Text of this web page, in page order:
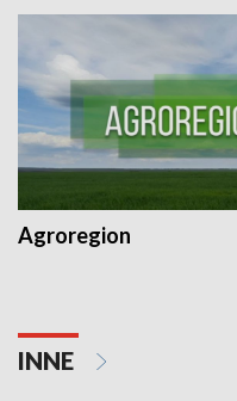
Agroregion
INNE